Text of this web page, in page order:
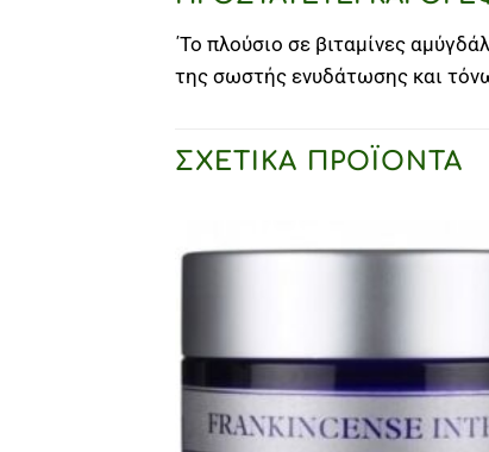
΄Το πλούσιο σε βιταμίνες
της σωστής ενυδάτωσης και
ΣΧΕΤΙΚΆ ΠΡΟΪΌΝΤΑ